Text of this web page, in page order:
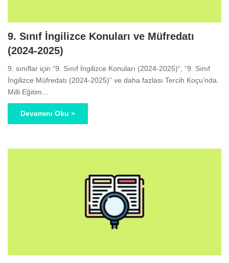
9. Sınıf İngilizce Konuları ve Müfredatı
(2024-2025)
9. sınıflar için “9. Sınıf İngilizce Konuları (2024-2025)“, “9. Sınıf
İngilizce Müfredatı (2024-2025)” ve daha fazlası Tercih Koçu’nda.
Milli Eğitim…
Devamını Oku »